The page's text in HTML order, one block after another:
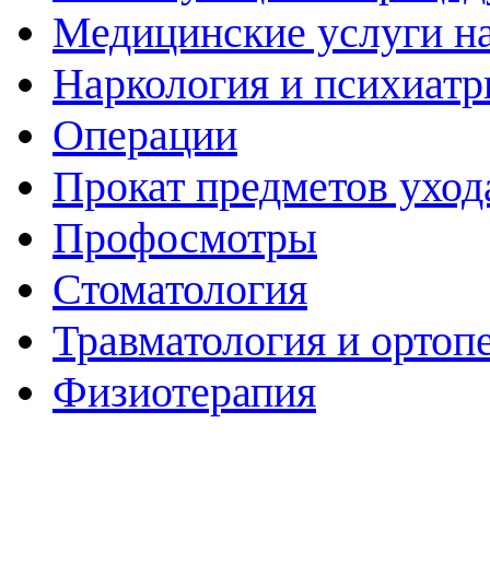
Медицинские услуги
Наркология и
Операции
Прокат предметов
Профосмотры
Стоматология
Травматология и
Физиотерапия